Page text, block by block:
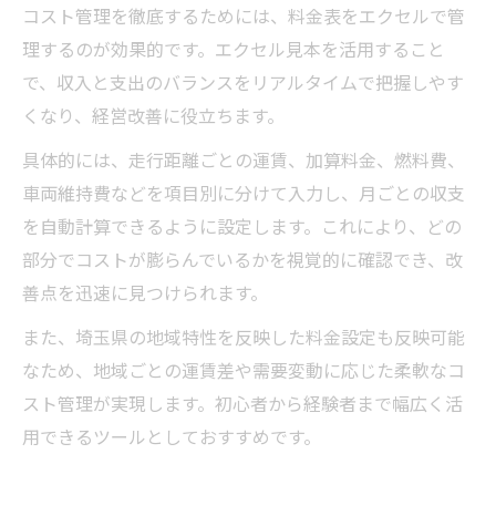
コスト管理を徹底するためには、料金表をエクセルで管
理するのが効果的です。エクセル見本を活用すること
で、収入と支出のバランスをリアルタイムで把握しやす
くなり、経営改善に役立ちます。
具体的には、走行距離ごとの運賃、加算料金、燃料費、
車両維持費などを項目別に分けて入力し、月ごとの収支
を自動計算できるように設定します。これにより、どの
部分でコストが膨らんでいるかを視覚的に確認でき、改
善点を迅速に見つけられます。
また、埼玉県の地域特性を反映した料金設定も反映可能
なため、地域ごとの運賃差や需要変動に応じた柔軟なコ
スト管理が実現します。初心者から経験者まで幅広く活
用できるツールとしておすすめです。